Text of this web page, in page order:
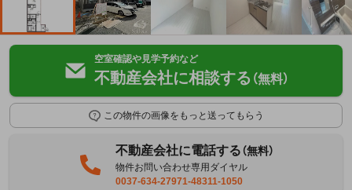
空室確認や見学予約など
不動産会社に相談する （無料）
この物件の画像をもっと送ってもらう
不動産会社に電話する（無料）
物件お問い合わせ専用ダイヤル
0037-634-27971-48311-1050